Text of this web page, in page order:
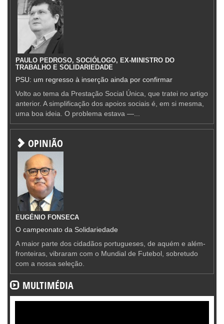
PAULO PEDROSO, SOCIÓLOGO, EX-MINISTRO DO
TRABALHO E SOLIDARIEDADE
PSU: um regresso à inserção ainda por confirmar
Volto ao tema da Prestação Social Única, que tratei no artigo
anterior. A simplificação dos apoios sociais é, em si mesma,
uma boa ideia. O problema estava —...
OPINIÃO
EUGÉNIO FONSECA
O campeonato da Solidariedade
A maior parte dos cidadãos portugueses, de aquém e além-
fronteiras, vibraram com o Mundial de Futebol, sobretudo
com a nossa seleção.
MULTIMÉDIA